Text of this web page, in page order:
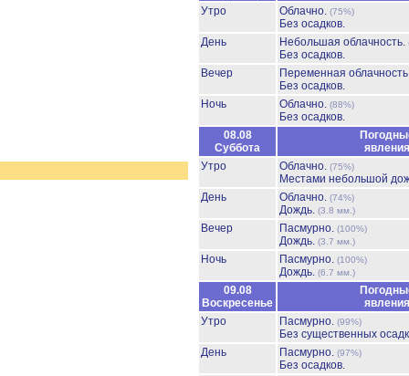
Утро
Облачно. (75%)
Без осадков.
День
Небольшая облачность.
Без осадков.
Вечер
Переменная
Без осадков.
Ночь
Облачно. (88%)
Без осадков.
08.08
Суббота
явления
Утро
Облачно. (75%)
Местами небольшой
День
Облачно. (74%)
Дождь. (3.8 мм.)
Вечер Пасмурно. (100%)
Дождь. (3.7 мм.)
Ночь Пасмурно. (100%)
Дождь. (6.7 мм.)
09.08
Воскресенье
явления
Утро
Пасмурно. (99%)
Без существенных
День
Пасмурно. (97%)
Без осадков.